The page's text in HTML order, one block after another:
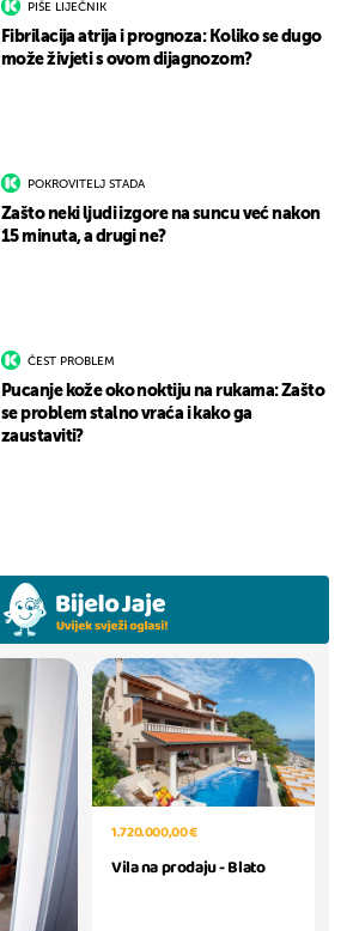
PIŠE LIJEČNIK
Fibrilacija atrija i prognoza: Koliko se dugo
može živjeti s ovom dijagnozom?
POKROVITELJ STADA
Zašto neki ljudi izgore na suncu već nakon
15 minuta, a drugi ne?
ČEST PROBLEM
Pucanje kože oko noktiju na rukama: Zašto
se problem stalno vraća i kako ga
zaustaviti?
1.720.000,00 €
Vila na prodaju - Blato